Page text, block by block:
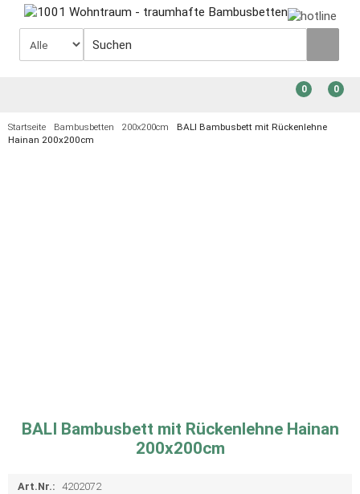
0
0
Startseite Bambusbetten 200x200cm
BALI Bambusbett mit Rückenlehne
Hainan 200x200cm
BALI Bambusbett mit Rückenlehne Hainan
200x200cm
Art.Nr.: 4202072